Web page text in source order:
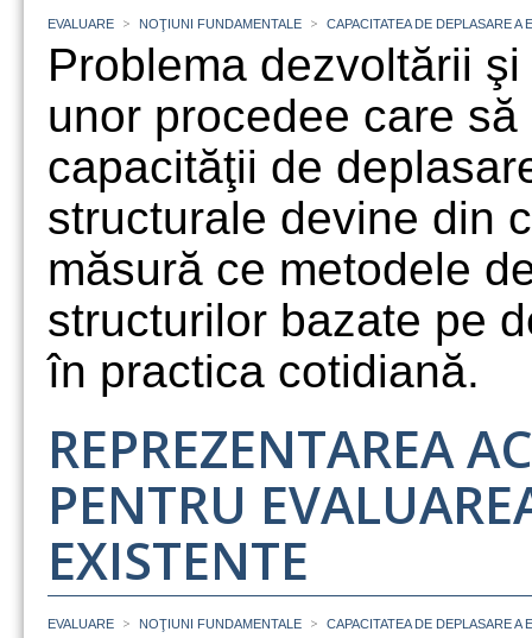
EVALUARE > NOŢIUNI FUNDAMENTALE > CAPACITATEA DE DEPLASARE
Problema dezvoltării
unor procedee care
capacităţii de
structurale devine din
măsură ce metodele
structurilor bazate pe
în practica cotidiană.
REPREZENTAREA
PENTRU
EXISTENTE
EVALUARE > NOŢIUNI FUNDAMENTALE > CAPACITATEA DE DEPLASARE